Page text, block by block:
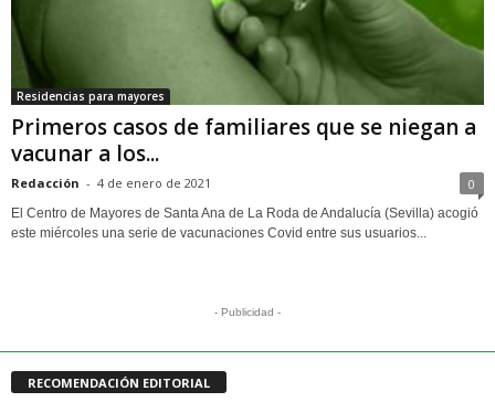
Residencias para mayores
Primeros casos de familiares que se niegan a
vacunar a los...
Redacción - 4 de enero de 2021 0
El Centro de Mayores de Santa Ana de La Roda de Andalucía (Sevilla) acogió
este miércoles una serie de vacunaciones Covid entre sus usuarios...
- Publicidad -
RECOMENDACIÓN EDITORIAL